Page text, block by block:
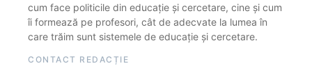
cum face politicile din educație și cercetare, cine și cum
îi formează pe profesori, cât de adecvate la lumea în
care trăim sunt sistemele de educație și cercetare.
CONTACT REDACȚIE